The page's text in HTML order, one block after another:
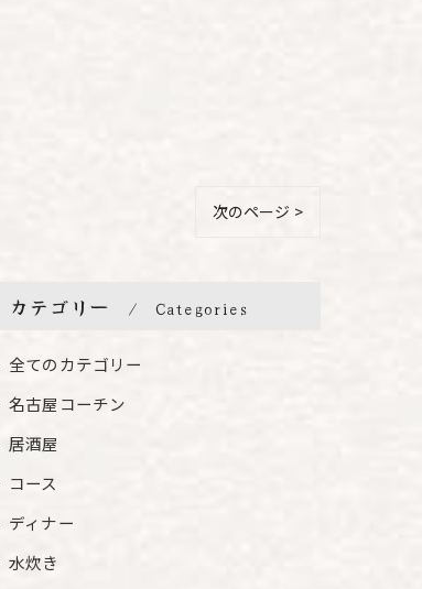
次のページ >
カテゴリー Categories
全てのカテゴリー
名古屋コーチン
居酒屋
コース
ディナー
水炊き